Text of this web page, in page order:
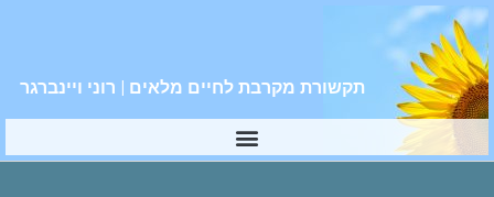
תקשורת מקרבת לחיים מלאים | רוני ויינברגר